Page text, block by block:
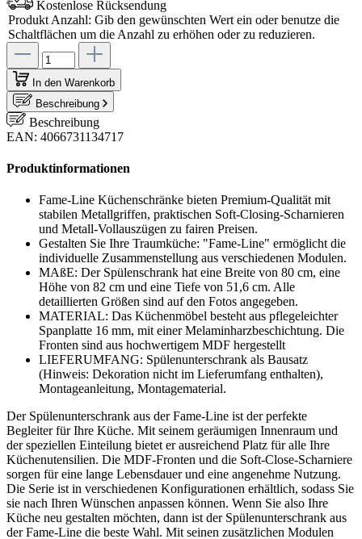
Kostenlose Rücksendung
Produkt Anzahl: Gib den gewünschten Wert ein oder benutze die
Schaltflächen um die Anzahl zu erhöhen oder zu reduzieren.
In den Warenkorb
Beschreibung
Beschreibung
EAN: 4066731134717
Produktinformationen
Fame-Line Küchenschränke bieten Premium-Qualität mit
stabilen Metallgriffen, praktischen Soft-Closing-Scharnieren
und Metall-Vollauszügen zu fairen Preisen.
Gestalten Sie Ihre Traumküche: "Fame-Line" ermöglicht die
individuelle Zusammenstellung aus verschiedenen Modulen.
MAßE: Der Spülenschrank hat eine Breite von 80 cm, eine
Höhe von 82 cm und eine Tiefe von 51,6 cm. Alle
detaillierten Größen sind auf den Fotos angegeben.
MATERIAL: Das Küchenmöbel besteht aus pflegeleichter
Spanplatte 16 mm, mit einer Melaminharzbeschichtung. Die
Fronten sind aus hochwertigem MDF hergestellt
LIEFERUMFANG: Spülenunterschrank als Bausatz
(Hinweis: Dekoration nicht im Lieferumfang enthalten),
Montageanleitung, Montagematerial.
Der Spülenunterschrank aus der Fame-Line ist der perfekte
Begleiter für Ihre Küche. Mit seinem geräumigen Innenraum und
der speziellen Einteilung bietet er ausreichend Platz für alle Ihre
Küchenutensilien. Die MDF-Fronten und die Soft-Close-Scharniere
sorgen für eine lange Lebensdauer und eine angenehme Nutzung.
Die Serie ist in verschiedenen Konfigurationen erhältlich, sodass Sie
sie nach Ihren Wünschen anpassen können. Wenn Sie also Ihre
Küche neu gestalten möchten, dann ist der Spülenunterschrank aus
der Fame-Line die beste Wahl. Mit seinen zusätzlichen Modulen